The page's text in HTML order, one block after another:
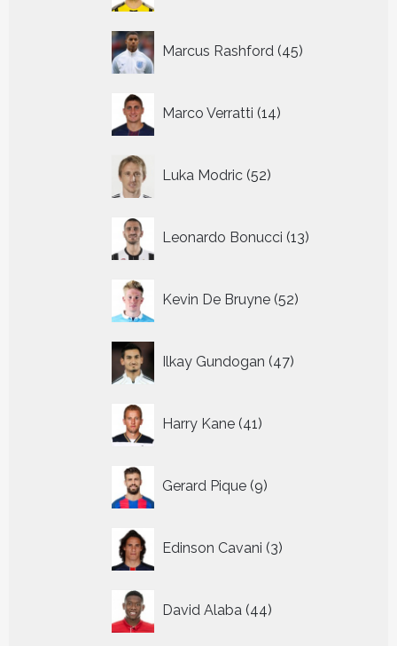
Marcus Rashford 45
producten
Marco Verratti 14
producten
Luka Modric 52
producten
Leonardo Bonucci 13
producten
Kevin De Bruyne 52
producten
Ilkay Gundogan 47
producten
Harry Kane 41
producten
Gerard Pique 9
producten
Edinson Cavani 3
producten
David Alaba 44
producten